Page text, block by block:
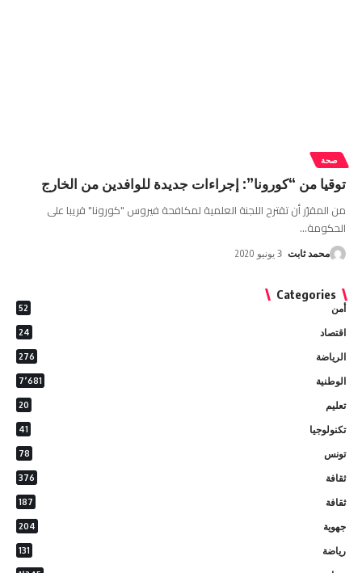
صحة
توقيا من “كورونا”: إجراءات جديدة للوافدين من الخارج
من المقرّر أن تقترح اللجنة العلمية لمكافحة فيروس "كورونا" قريبا على
الحكومة…
محمد ثابت 3 يونيو 2020
Categories
أمن 52
اقتصاد 24
الرياضة 276
الوطنية 7٬681
تعليم 20
تكنولوجيا 41
تونس 78
ثقافة 376
ثقافة 187
جهوية 204
رياضة 131